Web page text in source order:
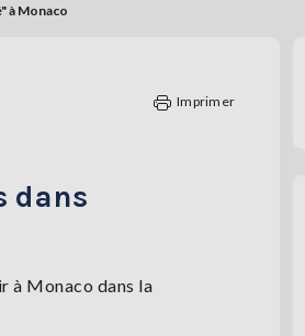
à Monaco
Imprimer
dans
à Monaco dans la